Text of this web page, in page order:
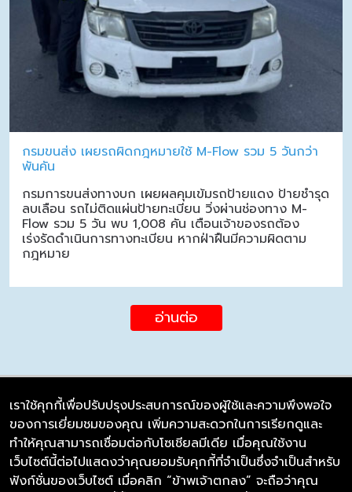
กรมขนส่ง เผยรถผิดกฎหมายใช้ M-Flow รวม 5 วันกว่า
พันคัน
กรมการขนส่งทางบก เผยผลคุมเข้มรถป้ายแดง ป้ายชำรุด
ลบเลือน รถไม่ติดแผ่นป้ายทะเบียน วิ่งผ่านช่องทาง M-
Flow รวม 5 วัน พบ 1,008 คัน เตือนเจ้าของรถต้อง
เร่งรัดดำเนินการทางทะเบียน หากฝ่าฝืนมีความผิดตาม
กฎหมาย
อ่านต่อ
บริษัท ซิมลิงค์ จำกัด
98/226 Bangrakyai-Baanmai Road,
Bangyai, Nonthaburi 11140
เราใช้คุกกี้เพื่อปรับปรุงประสบการณ์ของผู้ใช้และความพึงพอใจ
ของการเยี่ยมชมของคุณ เพิ่มความสะดวกในการเรียกดูและ
ทำให้คุณสามารถเชื่อมต่อกับโซเชียลมีเดีย เมื่อคุณใช้งาน
เว็บไซต์นี้ต่อไปแสดงว่าคุณยอมรับคุกกี้ที่จำเป็นซึ่งจำเป็นสำหรับ
ฟังก์ชั่นของเว็บไซต์ เมื่อคลิก “ข้าพเจ้าตกลง” จะถือว่าคุณ